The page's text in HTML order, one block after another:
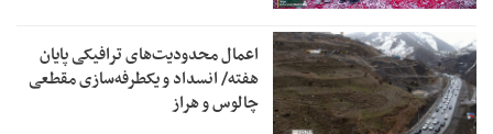
اعمال محدودیت‌های ترافیکی پایان
هفته/ انسداد و یکطرفه‌سازی مقطعی
چالوس و هراز